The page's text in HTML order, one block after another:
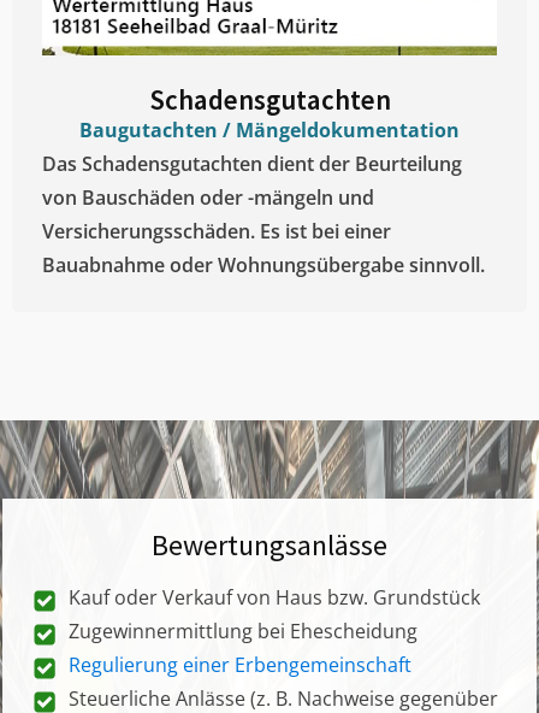
Schadensgutachten
Baugutachten / Mängeldokumentation
Das Schadensgutachten dient der Beurteilung
von Bauschäden oder -mängeln und
Versicherungsschäden. Es ist bei einer
Bauabnahme oder Wohnungsübergabe sinnvoll.
Bewertungsanlässe
Kauf oder Verkauf von Haus bzw. Grundstück
Zugewinnermittlung bei Ehescheidung
Regulierung einer Erbengemeinschaft
Steuerliche Anlässe (z. B. Nachweise gegenüber